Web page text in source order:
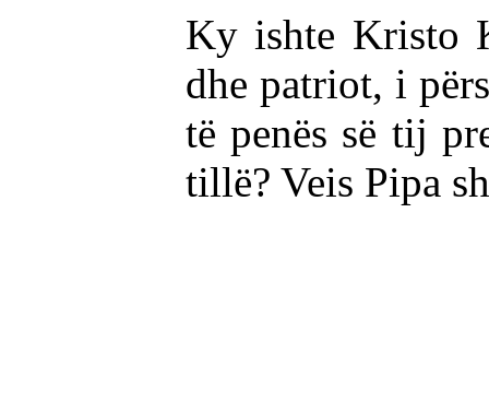
Ky ishte Kristo
dhe patriot, i
të penës së tij
tillë? Veis Pipa